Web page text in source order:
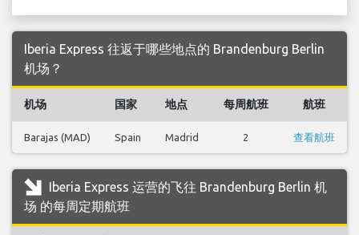
Iberia Express 往返于哪些地点的 Brandenburg Berlin
机场？
机场 国家 地点 每周航班 航班
Barajas (MAD) Spain Madrid 2 查看航班
Iberia Express 运营的飞往 Brandenburg Berlin 机
场 的每周定期航班